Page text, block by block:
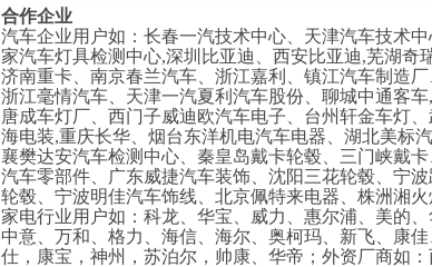
合作企业
汽车企业用户如：长春一汽技术中心、天津汽车技术
家汽车灯具检测中心,深圳比亚迪、西安比亚迪,芜湖奇
济南重卡、南京春兰汽车、浙江嘉利、镇江汽车制造
浙江毫情汽车、天津一汽夏利汽车股份、聊城中通客
唐成车灯厂、西门子威迪欧汽车电子、台州轩金车灯
海电装,重庆长华、烟台东洋机电汽车电器、湖北美标
襄樊达安汽车检测中心、秦皇岛戴卡轮毂、三门峡戴
汽车零部件、广东威捷汽车装饰、沈阳三花轮毂、宁
轮毂、宁波明佳汽车饰线、北京佩特来电器、株洲湘
家电行业用户如：科龙、华宝、威力、惠尔浦、美的
中意、万和、格力、海信、海尔、奥柯玛、新飞、康
仕，康宝，神州，苏泊尔，帅康、华帝；外资厂商如